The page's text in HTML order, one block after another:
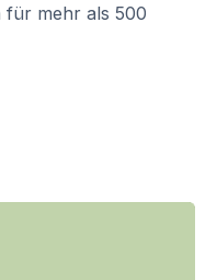
für mehr als 500